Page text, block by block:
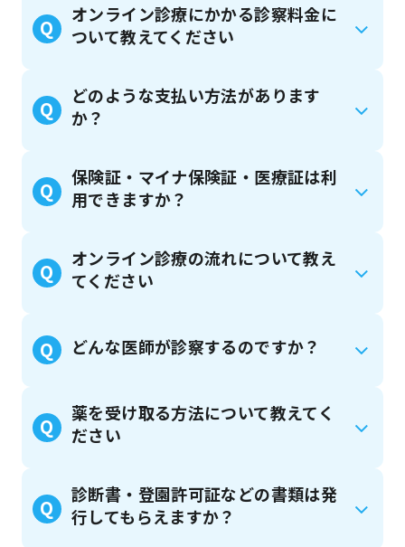
Q
オンライン診療にかかる診察料金に
ついて教えてください
Q
どのような支払い方法があります
か？
Q
保険証・マイナ保険証・医療証は利
用できますか？
Q
オンライン診療の流れについて教え
てください
Q どんな医師が診察するのですか？
Q
薬を受け取る方法について教えてく
ださい
Q
診断書・登園許可証などの書類は発
行してもらえますか？